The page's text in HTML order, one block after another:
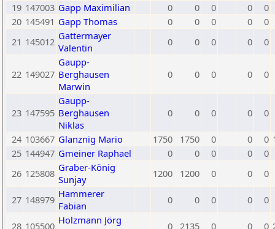
19 147003 Gapp Maximilian 0 0 0 0
0
20 145491 Gapp Thomas 0 0 0 0
0
21 145012 Gattermayer
Valentin
0 0 0 0 0
22 149027
Gaupp-
Berghausen
Marwin
0 0 0 0 0
23 147595
Gaupp-
Berghausen
Niklas
0 0 0 0 0
24 103667 Glanznig Mario 1750 1750 0 0 0
25 144947 Gmeiner Raphael 0 0 0 0
0
26 125808 Graber-König
Sunjay
1200 1200 0 0 0
27 148979 Hammerer
Fabian
0 0 0 0 0
28 105500 Holzmann Jörg
0 2135 0 0 0